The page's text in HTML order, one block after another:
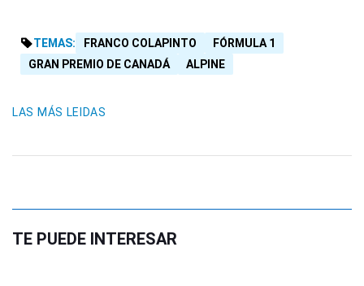
TEMAS: FRANCO COLAPINTO
FÓRMULA 1
GRAN PREMIO DE CANADÁ
ALPINE
LAS MÁS LEIDAS
TE PUEDE INTERESAR